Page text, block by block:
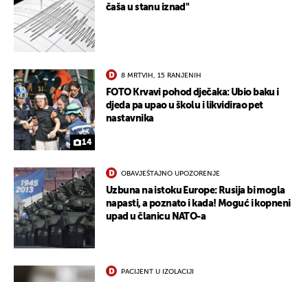
čaša u stanu iznad"
14
8 MRTVIH, 15 RANJENIH
FOTO Krvavi pohod dječaka: Ubio baku i
djeda pa upao u školu i likvidirao pet
nastavnika
OBAVJEŠTAJNO UPOZORENJE
Uzbuna na istoku Europe: Rusija bi mogla
napasti, a poznato i kada! Moguć i kopneni
upad u članicu NATO-a
PACIJENT U IZOLACIJI